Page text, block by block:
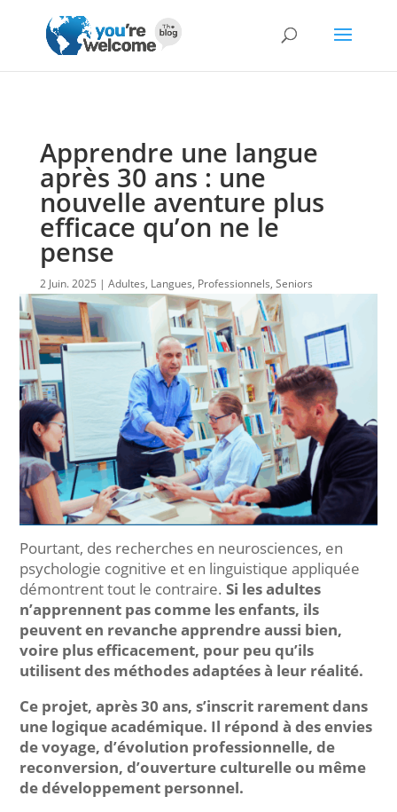
Apprendre une langue
après 30 ans : une
nouvelle aventure plus
efficace qu’on ne le
pense
2 Juin. 2025 Adultes, Langues, Professionnels, Seniors
Pourtant, des recherches en neurosciences, en
psychologie cognitive et en linguistique appliquée
démontrent tout le contraire.Si les adultes
n’apprennent pas comme les enfants, ils
peuvent en revanche apprendre aussi bien,
voire plus efficacement, pour peu qu’ils
utilisent des méthodes adaptées à leur réalité.
Ce projet, après 30 ans, s’inscrit rarement dans
une logique académique. Il répond à des envies
de voyage, d’évolution professionnelle, de
reconversion, d’ouverture culturelle ou même
de développement personnel.